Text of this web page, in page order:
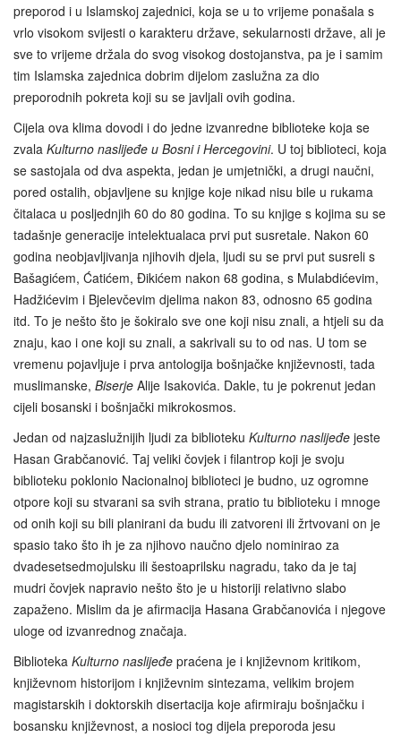
preporod i u Islamskoj zajednici, koja se u to vrijeme ponašala s
vrlo visokom svijesti o karakteru države, sekularnosti države, ali je
sve to vrijeme držala do svog visokog dostojanstva, pa je i samim
tim Islamska zajednica dobrim dijelom zaslužna za dio
preporodnih pokreta koji su se javljali ovih godina.
Cijela ova klima dovodi i do jedne izvanredne biblioteke koja se
zvala Kulturno naslijeđe u Bosni i Hercegovini. U toj biblioteci, koja
se sastojala od dva aspekta, jedan je umjetnički, a drugi naučni,
pored ostalih, objavljene su knjige koje nikad nisu bile u rukama
čitalaca u posljednjih 60 do 80 godina. To su knjige s kojima su se
tadašnje generacije intelektualaca prvi put susretale. Nakon 60
godina neobjavljivanja njihovih djela, ljudi su se prvi put susreli s
Bašagićem, Ćatićem, Đikićem nakon 68 godina, s Mulabdićevim,
Hadžićevim i Bjelevčevim djelima nakon 83, odnosno 65 godina
itd. To je nešto što je šokiralo sve one koji nisu znali, a htjeli su da
znaju, kao i one koji su znali, a sakrivali su to od nas. U tom se
vremenu pojavljuje i prva antologija bošnjačke književnosti, tada
muslimanske, Biserje Alije Isakovića. Dakle, tu je pokrenut jedan
cijeli bosanski i bošnjački mikrokosmos.
Jedan od najzaslužnijih ljudi za biblioteku Kulturno naslijeđe jeste
Hasan Grabčanović. Taj veliki čovjek i filantrop koji je svoju
biblioteku poklonio Nacionalnoj biblioteci je budno, uz ogromne
otpore koji su stvarani sa svih strana, pratio tu biblioteku i mnoge
od onih koji su bili planirani da budu ili zatvoreni ili žrtvovani on je
spasio tako što ih je za njihovo naučno djelo nominirao za
dvadesetsedmojulsku ili šestoaprilsku nagradu, tako da je taj
mudri čovjek napravio nešto što je u historiji relativno slabo
zapaženo. Mislim da je afirmacija Hasana Grabčanovića i njegove
uloge od izvanrednog značaja.
Biblioteka Kulturno naslijeđe praćena je i književnom kritikom,
književnom historijom i književnim sintezama, velikim brojem
magistarskih i doktorskih disertacija koje afirmiraju bošnjačku i
bosansku književnost, a nosioci tog dijela preporoda jesu